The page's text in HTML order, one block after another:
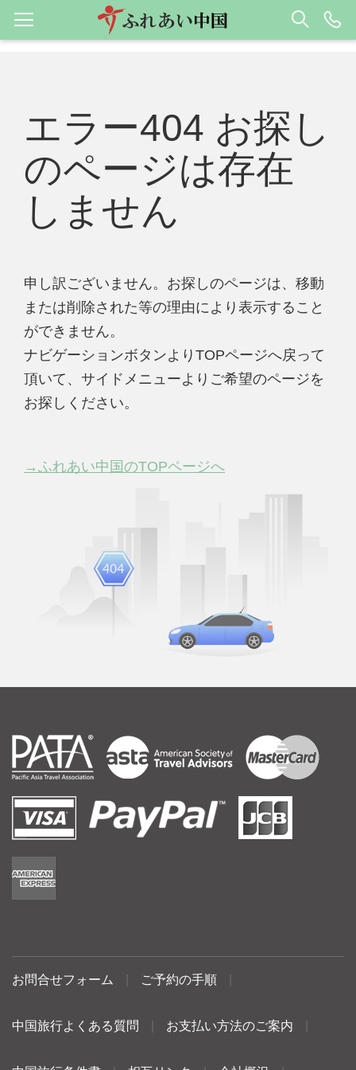
エラー404 お探し
のページは存在
しません
申し訳ございません。お探しのページは、移動
または削除された等の理由により表示すること
ができません。
ナビゲーションボタンよりTOPページへ戻って
頂いて、サイドメニューよりご希望のページを
お探しください。
→ふれあい中国のTOPページへ
お問合せフォーム ご予約の手順
中国旅行よくある質問 お支払い方法のご案内